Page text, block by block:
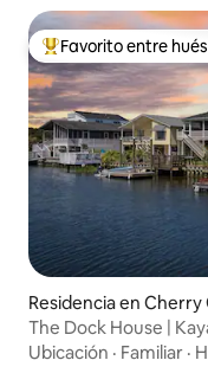
De los mejores en
Favorito entre
Residencia en Cherry
The Dock House |
playa
Ubicación · Familiar ·